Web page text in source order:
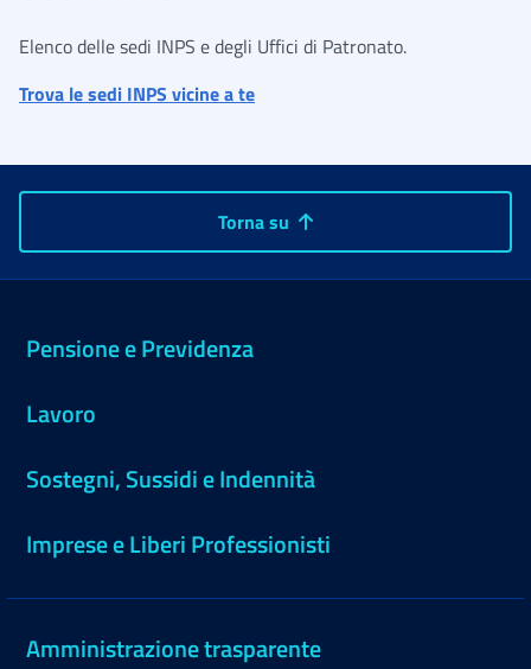
Elenco delle sedi INPS e degli Uffici di Patronato.
Trova le sedi INPS vicine a te
Torna su
Pensione e Previdenza
Lavoro
Sostegni, Sussidi e Indennità
Imprese e Liberi Professionisti
Amministrazione trasparente